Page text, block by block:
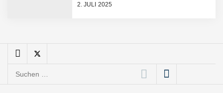
2. JULI 2025
Novumstate übernimmt
Suchen